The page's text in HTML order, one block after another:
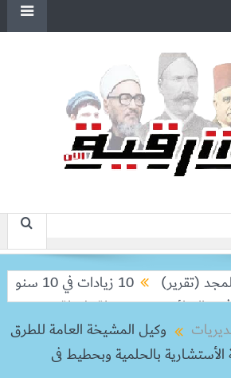
10 زيادات في 10 سنوات.. هل حان الوقت لرفع دعم البنزين نهائيا؟
بعد رحلة طويلة.. ميسي يعود إلى
وكيل المشيخة العامة للطرق
الأستشارية بالحلمية وبحطيط فى